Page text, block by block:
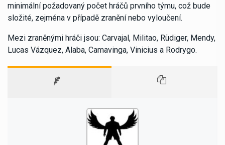
minimální požadovaný počet hráčů prvního týmu, což bude
složité, zejména v případě zranění nebo vyloučení.
Mezi zraněnými hráči jsou: Carvajal, Militao, Rüdiger, Mendy,
Lucas Vázquez, Alaba, Camavinga, Vinicius a Rodrygo.